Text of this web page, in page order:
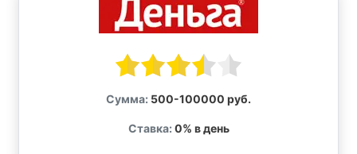
Сумма: 500-100000 руб.
Ставка: 0% в день